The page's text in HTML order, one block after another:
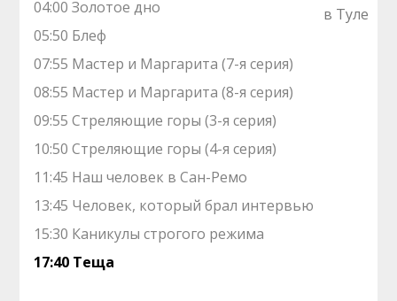
04:00 Золотое дно
05:50 Блеф
07:55 Мастер и Маргарита (7-я серия)
08:55 Мастер и Маргарита (8-я серия)
09:55 Стреляющие горы (3-я серия)
10:50 Стреляющие горы (4-я серия)
11:45 Наш человек в Сан-Ремо
13:45 Человек, который брал интервью
15:30 Каникулы строгого режима
17:40 Теща